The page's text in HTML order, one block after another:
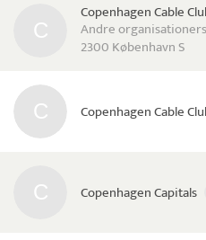
Copenhagen Cable
Andre
2300 København S
Copenhagen Cable
Copenhagen Capitals